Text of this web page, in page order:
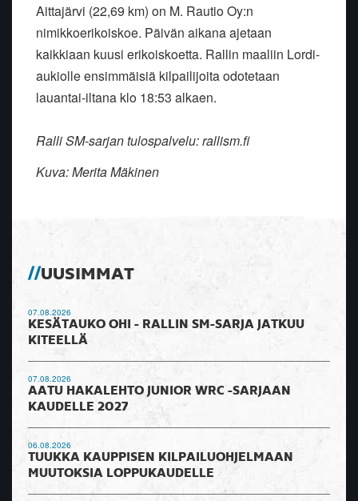
Aittajärvi (22,69 km) on M. Rautio Oy:n
nimikkoerikoiskoe. Päivän aikana ajetaan
kaikkiaan kuusi erikoiskoetta. Rallin maaliin Lordi-
aukiolle ensimmäisiä kilpailijoita odotetaan
lauantai-iltana klo 18:53 alkaen.
Ralli SM-sarjan tulospalvelu: rallism.fi
Kuva: Merita Mäkinen
UUSIMMAT
07.08.2026
KESÄTAUKO OHI - RALLIN SM-SARJA JATKUU
KITEELLÄ
07.08.2026
AATU HAKALEHTO JUNIOR WRC -SARJAAN
KAUDELLE 2027
06.08.2026
TUUKKA KAUPPISEN KILPAILUOHJELMAAN
MUUTOKSIA LOPPUKAUDELLE